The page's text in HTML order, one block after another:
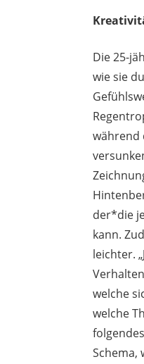
Die 25-
wie sie
während
der*die
kann.
leichter.
welche
welche
Schema,